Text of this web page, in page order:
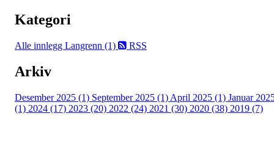
Kategori
Alle innlegg Langrenn (1) RSS
Arkiv
Desember 2025 (1) September 2025 (1) April 2025 (1) Januar
(1) 2024 (17) 2023 (20) 2022 (24) 2021 (30) 2020 (38) 2019 (7)